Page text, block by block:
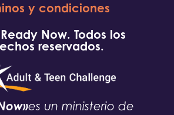
y condiciones
Now. Todos los
reservados.
es un ministerio de